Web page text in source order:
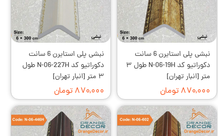
نبشی پلی استایرن 6 سانت
دکوراتیو کد N-06-19H طول ۳
متر [انبار تهران]
۸۷۰,۰۰۰ تومان
نبشی پلی استایرن 6 سانت
دکوراتیو کد N-06-227H طول
۳ متر [انبار تهران]
۸۷۰,۰۰۰ تومان